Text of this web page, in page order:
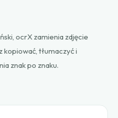
ocrX zamienia zdjęcie
kopiować, tłumaczyć i
znak po znaku.